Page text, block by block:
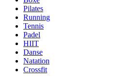
Pilates
Running
Tennis
Padel
HIIT
Danse
Natation
Crossfit